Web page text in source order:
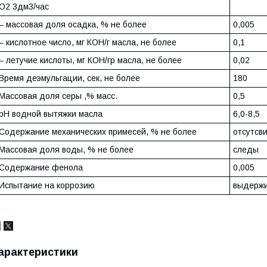
3дм3/час
массовая доля осадка, % не более
0,005
кислотное число, мг КОН/г масла, не более
0,1
летучие кислоты, мг КОН/гр масла, не более
0,02
деэмульгации, сек, не более
180
доля серы ,% масс.
0,5
водной вытяжки масла
6,0-8,5
механических примесей, % не более
доля воды, % не более
следы
фенола
0,005
на коррозию